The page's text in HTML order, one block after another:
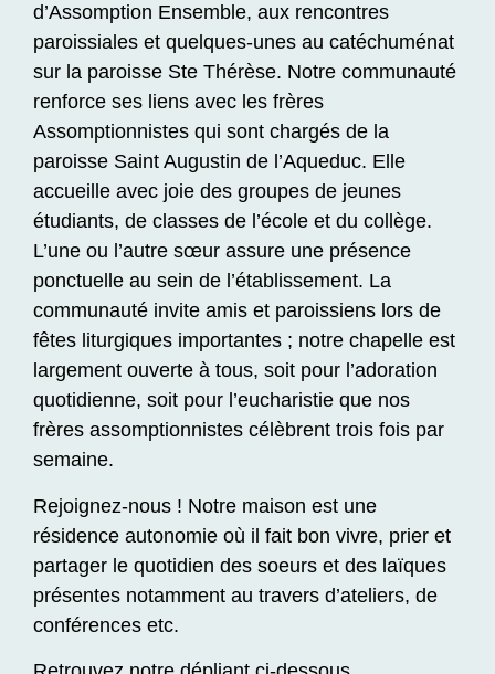
d’Assomption Ensemble, aux rencontres
paroissiales et quelques-unes au catéchuménat
sur la paroisse Ste Thérèse. Notre communauté
renforce ses liens avec les frères
Assomptionnistes qui sont chargés de la
paroisse Saint Augustin de l’Aqueduc. Elle
accueille avec joie des groupes de jeunes
étudiants, de classes de l’école et du collège.
L’une ou l’autre sœur assure une présence
ponctuelle au sein de l’établissement. La
communauté invite amis et paroissiens lors de
fêtes liturgiques importantes ; notre chapelle est
largement ouverte à tous, soit pour l’adoration
quotidienne, soit pour l’eucharistie que nos
frères assomptionnistes célèbrent trois fois par
semaine.
Rejoignez-nous ! Notre maison est une
résidence autonomie où il fait bon vivre, prier et
partager le quotidien des soeurs et des laïques
présentes notamment au travers d’ateliers, de
conférences etc.